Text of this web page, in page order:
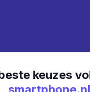
keuzes
smartphone.nl